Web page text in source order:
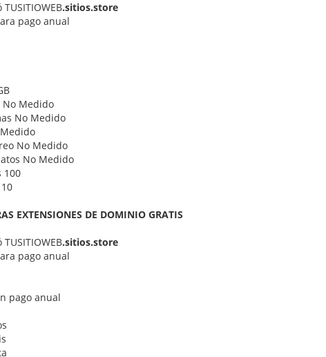
TUSITIOWEB.sitios.store
pago anual
No Medido
No Medido
No Medido
No Medido
100
EXTENSIONES DE DOMINIO GRATIS
TUSITIOWEB.sitios.store
pago anual
pago anual